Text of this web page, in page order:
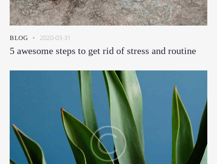
BLOG 2020-03-31
5 awesome steps to get rid of stress and routine